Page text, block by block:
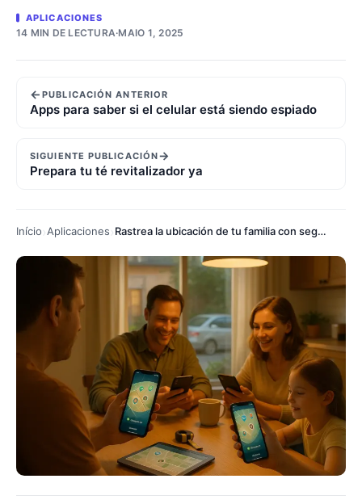
APLICACIONES
14 MIN DE LECTURA·MAIO 1, 2025
←PUBLICACIÓN ANTERIOR
Apps para saber si el celular está siendo espiado
SIGUIENTE PUBLICACIÓN→
Prepara tu té revitalizador ya
Início Aplicaciones Rastrea la ubicación de tu familia con seguridad